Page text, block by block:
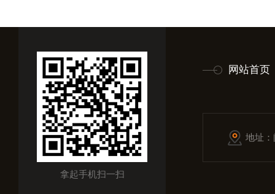
拿起手机扫一扫
网站首页
地址